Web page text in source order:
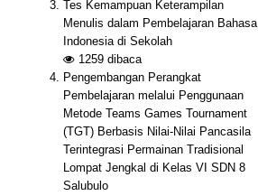
Tes Kemampuan Keterampilan
Menulis dalam Pembelajaran Bahasa
Indonesia di Sekolah
1259 dibaca
Pengembangan Perangkat
Pembelajaran melalui Penggunaan
Metode Teams Games Tournament
(TGT) Berbasis Nilai-Nilai Pancasila
Terintegrasi Permainan Tradisional
Lompat Jengkal di Kelas VI SDN 8
Salubulo